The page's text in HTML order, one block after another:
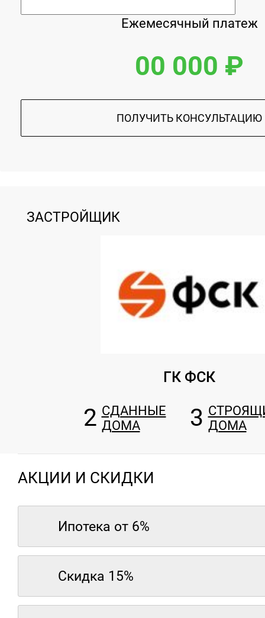
Ежемесячный платеж
00 000 ₽
ПОЛУЧИТЬ КОНСУЛЬТАЦИЮ
ЗАСТРОЙЩИК
ГК ФСК
2 СДАННЫЕ
ДОМА
3 ДОМА
АКЦИИ И СКИДКИ
Ипотека от 6%
Скидка 15%